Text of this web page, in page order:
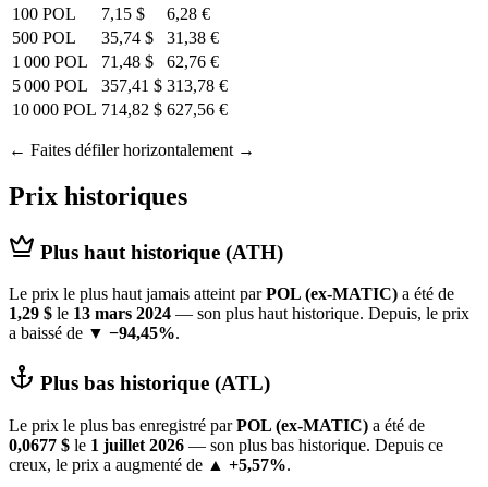
100 POL
7,15 $
6,28 €
500 POL
35,74 $
31,38 €
1 000 POL
71,48 $
62,76 €
5 000 POL
357,41 $ 313,78 €
10 000 POL 714,82 $ 627,56 €
← Faites défiler horizontalement →
Prix historiques
Plus haut historique (ATH)
Le prix le plus haut jamais atteint parPOL (ex-MATIC) a été de
1,29 $ le 13 mars 2024 — son plus haut historique. Depuis, le prix
a baissé de ▼ −94,45%.
Plus bas historique (ATL)
Le prix le plus bas enregistré parPOL (ex-MATIC) a été de
0,0677 $ le 1 juillet 2026 — son plus bas historique. Depuis ce
creux, le prix a augmenté de ▲ +5,57%.